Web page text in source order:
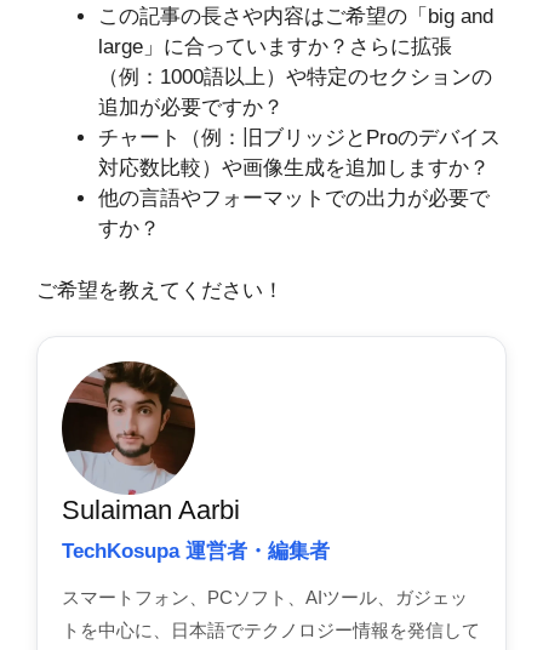
この記事の長さや内容はご希望の「big and
large」に合っていますか？さらに拡張
（例：1000語以上）や特定のセクションの
追加が必要ですか？
チャート（例：旧ブリッジとProのデバイス
対応数比較）や画像生成を追加しますか？
他の言語やフォーマットでの出力が必要で
すか？
ご希望を教えてください！
Sulaiman Aarbi
TechKosupa 運営者・編集者
スマートフォン、PCソフト、AIツール、ガジェッ
トを中心に、日本語でテクノロジー情報を発信して